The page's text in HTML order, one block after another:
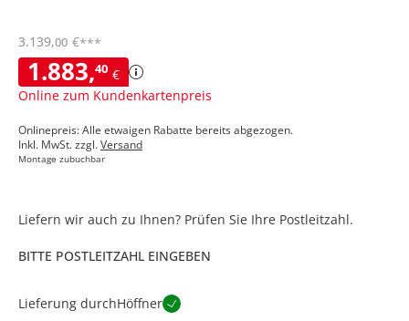
1.883,40 €
Online zum Kundenkartenpreis
3.139,00 €***
Onlinepreis: Alle etwaigen Rabatte bereits abgezogen.
Inkl. MwSt. zzgl.Versand
Montage zubuchbar
Liefern wir auch zu Ihnen? Prüfen Sie Ihre Postleitzahl.
BITTE POSTLEITZAHL EINGEBEN
Lieferung durchHöffner